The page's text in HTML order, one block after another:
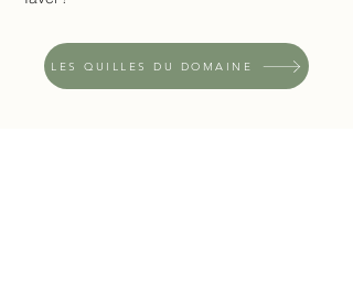
LES QUILLES DU DOMAINE